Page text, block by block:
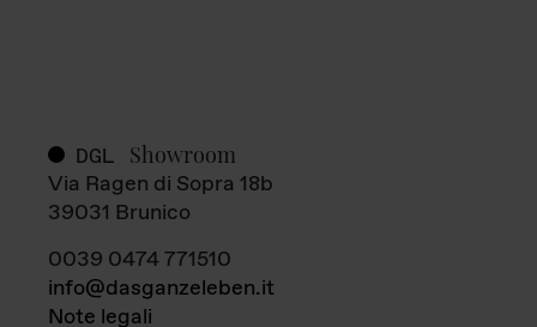
DGL Showroom
Via Ragen di Sopra 18b
39031 Brunico
0039 0474 771510
info@dasganzeleben.it
Note legali